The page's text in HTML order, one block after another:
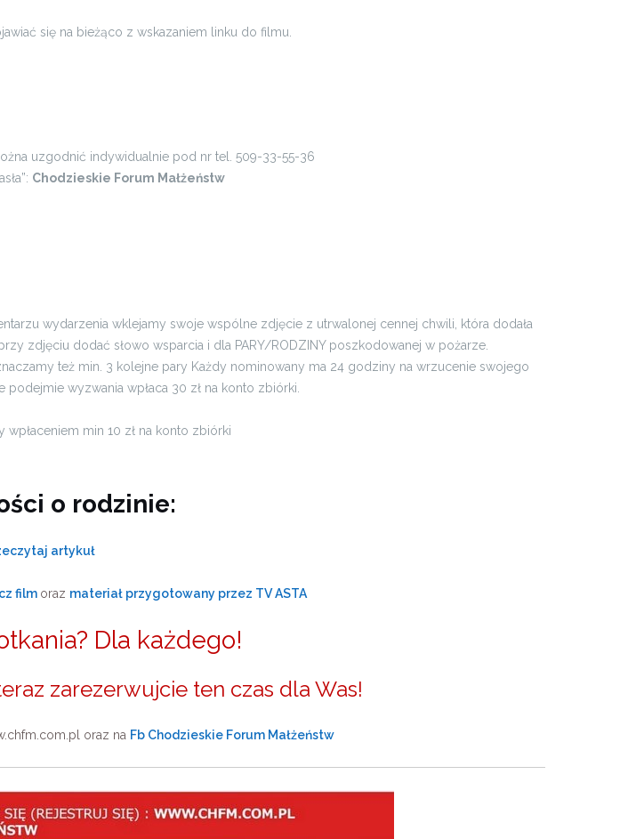
się na bieżąco z wskazaniem linku do filmu.
uzgodnić indywidualnie pod nr tel. 509-33-55-36
Chodzieskie Forum Małżeństw
wydarzenia wklejamy swoje wspólne zdjęcie z utrwalonej cennej chwili, która dodała
zdjęciu dodać słowo wsparcia i dla PARY/RODZINY poszkodowanej w pożarze.
też min. 3 kolejne pary Każdy nominowany ma 24 godziny na wrzucenie swojego
podejmie wyzwania wpłaca 30 zł na konto zbiórki.
min 10 zł na konto zbiórki
o rodzinie:
artykuł
film oraz materiał przygotowany przez TV ASTA
Dla każdego!
zarezerwujcie ten czas dla Was!
oraz na Fb Chodzieskie Forum Małżeństw